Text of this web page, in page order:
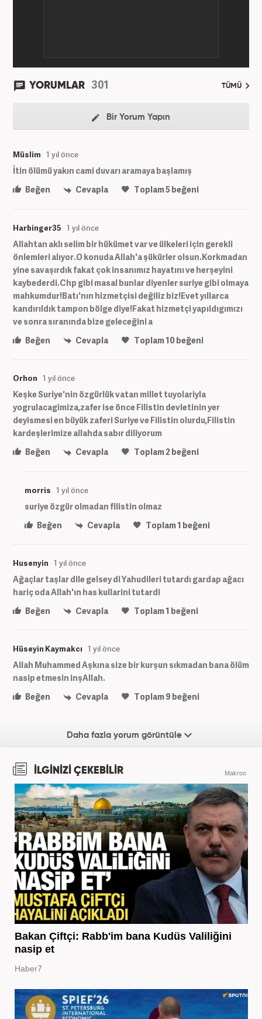
YORUMLAR 301 TÜMÜ
Bir Yorum Yapın
Müslim 1 yıl önce
İtin ölümü yakın cami duvarı aramaya başlamış
Beğen
Cevapla Toplam5beğeni
Harbinger35 1 yıl önce
Allahtan aklı selim bir hükümet var ve ülkeleri için gerekli
önlemleri alıyor.O konuda Allah'a şükürler olsun.Korkmadan
yine savaşırdık fakat çok insanımız hayatını ve herşeyini
kaybederdi.Chp gibi masal bunlar diyenler suriye gibi olmaya
mahkumdur!Batı'nın hizmetçisi değiliz biz!Evet yıllarca
kandırıldık tampon bölge diye!Fakat hizmetçi yapıldıgımızı
ve sonra sıranında bize geleceğini a
Beğen
Cevapla Toplam10beğeni
Orhon 1 yıl önce
Keşke Suriye'nin özgürlük vatan millet tuyolariyla
yogrulacagimiza,zafer ise önce Filistin devletinin yer
deyismesi en büyük zaferi Suriye ve Filistin olurdu,Filistin
kardeşlerimize allahda sabır diliyorum
Beğen
Cevapla Toplam2beğeni
morris 1 yıl önce
suriye özgür olmadan filistin olmaz
Beğen
Cevapla Toplam1 beğeni
Husenyin 1 yıl önce
Ağaçlar taşlar dile gelsey di Yahudileri tutardı gardap ağacı
hariç oda Allah'ın has kullarini tutardi
Beğen
Cevapla Toplam1 beğeni
Hüseyin Kaymakcı 1 yıl önce
Allah Muhammed Aşkına size bir kurşun sıkmadan bana ölüm
nasip etmesin inşAllah.
Beğen
Cevapla Toplam9 beğeni
Daha fazla yorum görüntüle
İLGİNİZİ ÇEKEBİLİR Makroo
Bakan Çiftçi: Rabb'im bana Kudüs Valiliğini
nasip et
Haber7